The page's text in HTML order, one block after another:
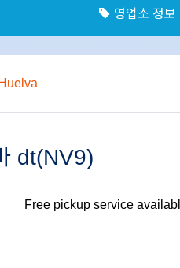
영업소 정보
dt(NV9)
Free pickup service